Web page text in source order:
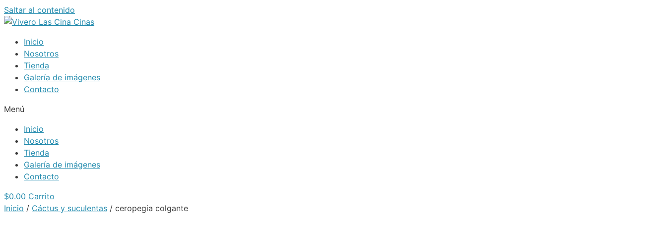
Saltar al contenido
Inicio
Nosotros
Tienda
Galería de imágenes
Contacto
Menú
Inicio
Nosotros
Tienda
Galería de imágenes
Contacto
$0.00 Carrito
Inicio / Cáctus y suculentas / ceropegia colgante